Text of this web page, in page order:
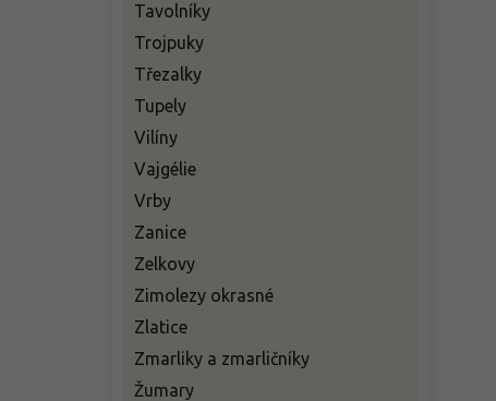
Tavolníky
Trojpuky
Třezalky
Tupely
Vilíny
Vajgélie
Vrby
Zanice
Zelkovy
Zimolezy okrasné
Zlatice
Zmarliky a zmarličníky
Žumary